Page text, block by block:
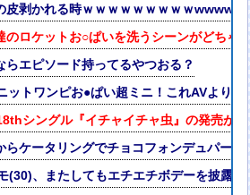
皮剥かれる時ｗｗｗｗｗｗｗｗｗwwww
のロケットお○ぱいを洗うシーンがどちゃ
らエピソード持ってるやつおる？
ットワンピお●ぱい超ミニ！これAVよりエ
シングル『イチャイチャ虫』の発売が
らケータリングでチョコフォンデュパー
(30)、またしてもエチエチボデーを披露